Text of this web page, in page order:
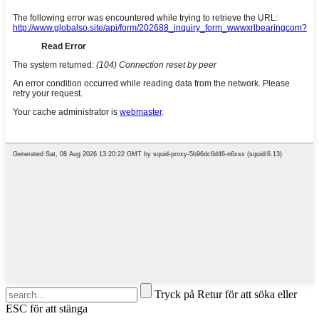
Tryck på Retur för att söka eller
ESC för att stänga